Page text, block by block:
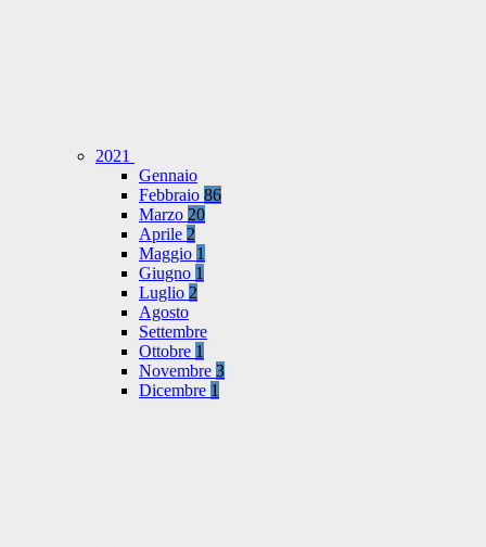
2021
Gennaio
Febbraio 86
Marzo 20
Aprile 2
Maggio 1
Giugno 1
Luglio 2
Agosto
Settembre
Ottobre 1
Novembre 3
Dicembre 1